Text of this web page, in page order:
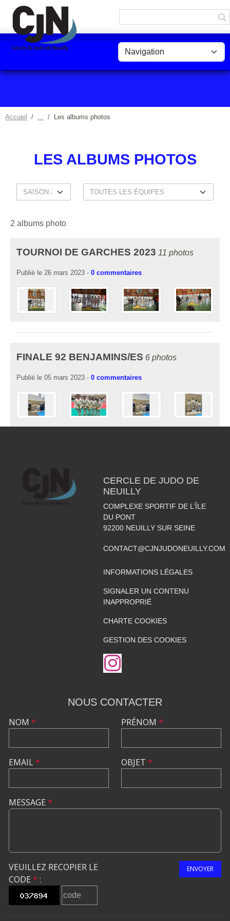
Accueil Les albums photos
LES ALBUMS PHOTOS
2 albums photo
TOURNOI DE GARCHES 2023 11 photos
Publié le 26 mars 2023 - 0 commentaires
FINALE 92 BENJAMINS/ES 6 photos
Publié le 05 mars 2023 - 0 commentaires
CERCLE DE JUDO DE
NEUILLY
COMPLEXE SPORTIF DE L’ÎLE
DU PONT
92200 NEUILLY SUR SEINE
CONTACT@CJNJUDONEUILLY.COM
INFORMATIONS LÉGALES
SIGNALER UN CONTENU
INAPPROPRIÉ
CHARTE COOKIES
GESTION DES COOKIES
NOUS CONTACTER
NOM *
EMAIL*
PRÉNOM *
OBJET *
MESSAGE *
VEUILLEZ RECOPIER LE
CODE * :
ENVOYER
Panneau de gestion des cookies